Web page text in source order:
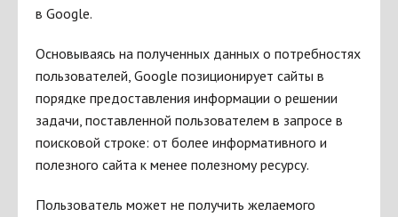
в Google.
Основываясь на полученных данных о потребностях
пользователей, Google позиционирует сайты в
порядке предоставления информации о решении
задачи, поставленной пользователем в запросе в
поисковой строке: от более информативного и
полезного сайта к менее полезному ресурсу.
Пользователь может не получить желаемого